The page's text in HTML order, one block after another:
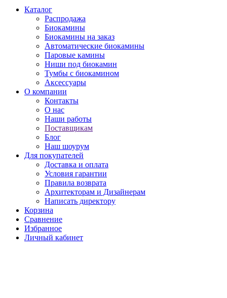
Каталог
Распродажа
Биокамины
Биокамины на заказ
Автоматические биокамины
Паровые камины
Ниши под биокамин
Тумбы с биокамином
Аксессуары
О компании
Контакты
О нас
Наши работы
Поставщикам
Блог
Наш шоурум
Для покупателей
Доставка и оплата
Условия гарантии
Правила возврата
Архитекторам и Дизайнерам
Написать директору
Корзина
Сравнение
Избранное
Личный кабинет